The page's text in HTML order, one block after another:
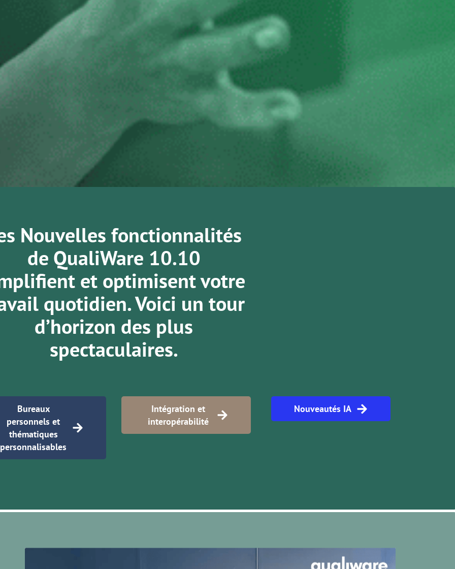
Nouvelles fonctionnalités
de QualiWare 10.10
et optimisent votre
quotidien. Voici un tour
d’horizon des plus
spectaculaires.
Bureaux
personnels et
thématiques
personnalisables
Intégration et
interopérabilité
Nouveautés IA